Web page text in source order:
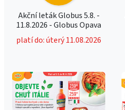
Akční leták Globus 5.8. -
11.8.2026 - Globus Opava
platí do: úterý 11.08.2026